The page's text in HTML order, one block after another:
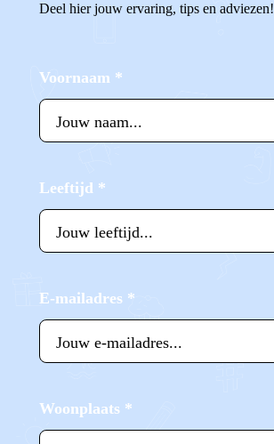
Deel hier jouw ervaring, tips en adviezen!
Voornaam *
Leeftijd *
E-mailadres *
Woonplaats *